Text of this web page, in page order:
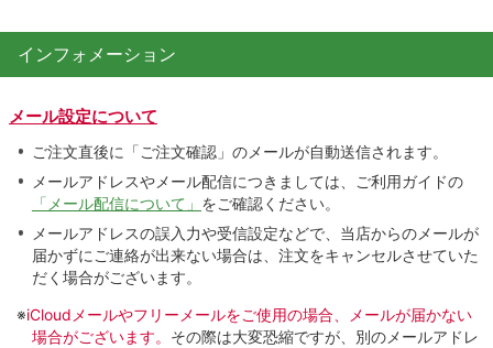
インフォメーション
メール設定について
ご注文直後に「ご注文確認」のメールが自動送信されます。
メールアドレスやメール配信につきましては、ご利用ガイドの
「メール配信について」 をご確認ください。
メールアドレスの誤入力や受信設定などで、当店からのメールが
届かずにご連絡が出来ない場合は、注文をキャンセルさせていた
だく場合がございます。
※iCloudメールやフリーメールをご使用の場合、メールが届かない
場合がございます。 その際は大変恐縮ですが、別のメールアドレ